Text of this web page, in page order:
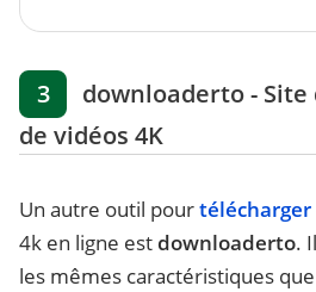
3
downloaderto -
de vidéos 4K
Un autre outil pourtélécharger
4k en ligne estdownloaderto.
les mêmes caractéristiques